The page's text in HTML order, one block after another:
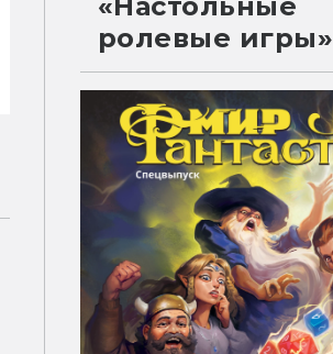
«Настольные
ролевые игры»